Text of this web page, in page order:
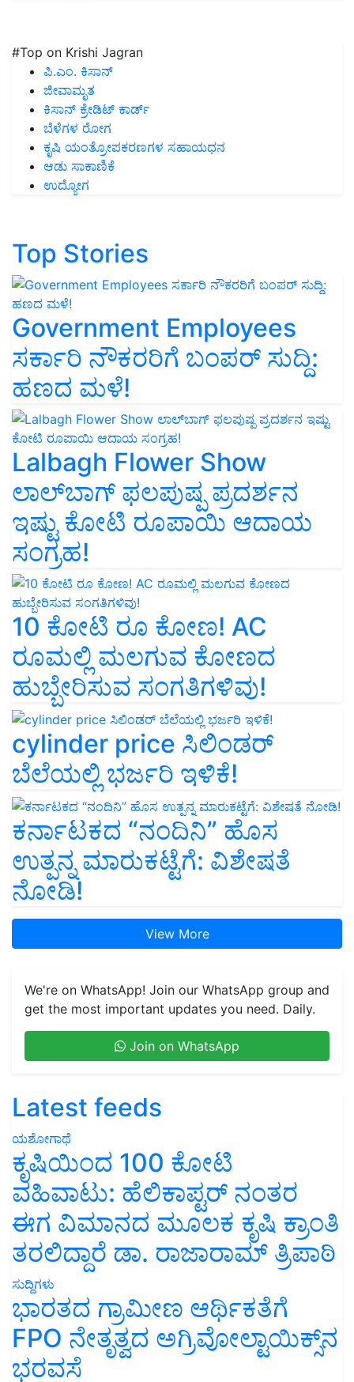
#Top on Krishi Jagran
ಪಿ.ಎಂ. ಕಿಸಾನ್
ಜೀವಾಮೃತ
ಕಿಸಾನ್ ಕ್ರೇಡಿಟ್ ಕಾರ್ಡ್
ಬೆಳೆಗಳ ರೋಗ
ಕೃಷಿ ಯಂತ್ರೋಪಕರಣಗಳ ಸಹಾಯಧನ
ಆಡು ಸಾಕಾಣಿಕೆ
ಉದ್ಯೋಗ
Top Stories
Government Employees
ಸರ್ಕಾರಿ ನೌಕರರಿಗೆ ಬಂಪರ್‌ ಸುದ್ದಿ:
ಹಣದ ಮಳೆ!
Lalbagh Flower Show
ಲಾಲ್‌ಬಾಗ್ ಫಲಪುಷ್ಪ ಪ್ರದರ್ಶನ
ಇಷ್ಟು ಕೋಟಿ ರೂಪಾಯಿ ಆದಾಯ
ಸಂಗ್ರಹ!
10 ಕೋಟಿ ರೂ ಕೋಣ! AC
ರೂಮಲ್ಲಿ ಮಲಗುವ ಕೋಣದ
ಹುಬ್ಬೇರಿಸುವ ಸಂಗತಿಗಳಿವು!
cylinder price ಸಿಲಿಂಡರ್‌
ಬೆಲೆಯಲ್ಲಿ ಭರ್ಜರಿ ಇಳಿಕೆ!
ಕರ್ನಾಟಕದ “ನಂದಿನಿ” ಹೊಸ
ಉತ್ಪನ್ನ ಮಾರುಕಟ್ಟೆಗೆ: ವಿಶೇಷತೆ
ನೋಡಿ!
View More
We're on WhatsApp! Join our WhatsApp group and
get the most important updates you need. Daily.
Join on WhatsApp
Latest feeds
ಯಶೋಗಾಥೆ
ಕೃಷಿಯಿಂದ 100 ಕೋಟಿ
ವಹಿವಾಟು: ಹೆಲಿಕಾಪ್ಟರ್ ನಂತರ
ಈಗ ವಿಮಾನದ ಮೂಲಕ ಕೃಷಿ ಕ್ರಾಂತಿ
ತರಲಿದ್ದಾರೆ ಡಾ. ರಾಜಾರಾಮ್ ತ್ರಿಪಾಠಿ
ಸುದ್ದಿಗಳು
ಭಾರತದ ಗ್ರಾಮೀಣ ಆರ್ಥಿಕತೆಗೆ
FPO ನೇತೃತ್ವದ ಅಗ್ರಿವೋಲ್ಟಾಯಿಕ್ಸ್‌ನ
ಭರವಸೆ